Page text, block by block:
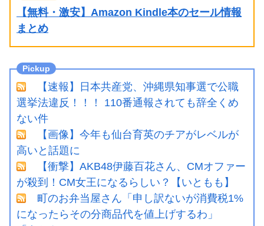
【無料・激安】Amazon Kindle本のセール情報
まとめ
【速報】日本共産党、沖縄県知事選で公職
選挙法違反！！！ 110番通報されても辞全くめ
ない件
【画像】今年も仙台育英のチアがレベルが
高いと話題に
【衝撃】AKB48伊藤百花さん、CMオファー
が殺到！CM女王になるらしい？【いともも】
町のお弁当屋さん「申し訳ないが消費税1%
になったらその分商品代を値上げするわ」